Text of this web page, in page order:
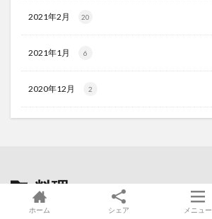
2021年2月 20
2021年1月 6
2020年12月 2
料理 の最新記事
ホーム シェア メニュー